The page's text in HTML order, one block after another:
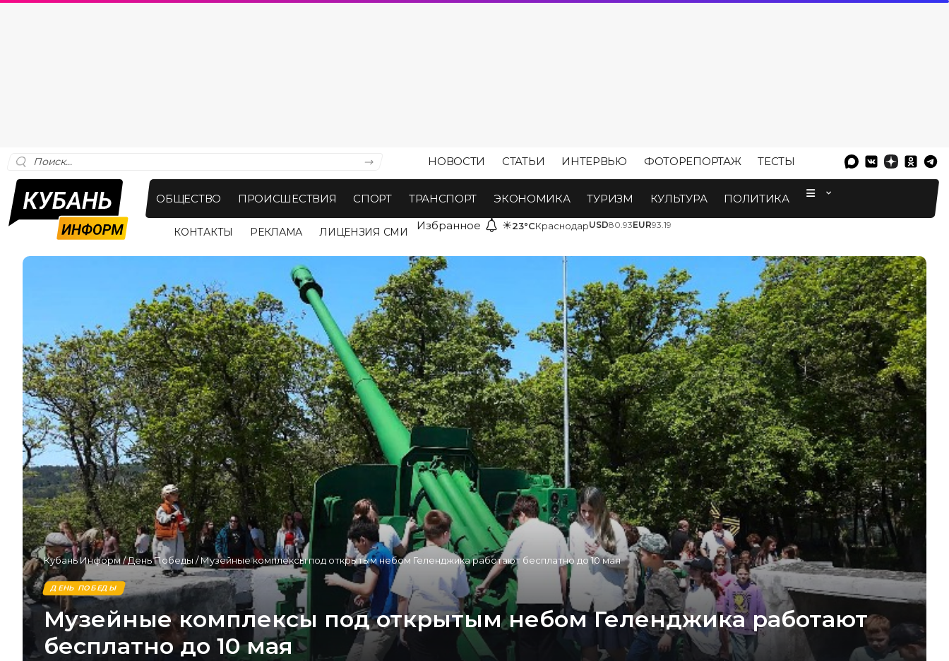
НОВОСТИ СТАТЬИ ИНТЕРВЬЮ ФОТОРЕПОРТАЖ ТЕСТЫ
ОБЩЕСТВО ПРОИСШЕСТВИЯ СПОРТ ТРАНСПОРТ ЭКОНОМИКА ТУРИЗМ КУЛЬТУРА ПОЛИТИКА
КОНТАКТЫ РЕКЛАМА ЛИЦЕНЗИЯ СМИ Избранное ☀23°CКраснодарUSD80.93EUR93.19
Кубань Информ/День Победы /Музейные комплексы под открытым небом Геленджика работают бесплатно до 10 мая
ДЕНЬ ПОБЕДЫ
Музейные комплексы под открытым небом Геленджика работают
бесплатно до 10 мая